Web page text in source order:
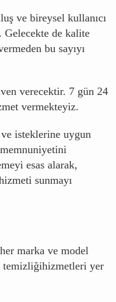
ve bireysel kullanıcı
de kalite
bu sayıyı
verecektir. 7 gün 24
vermekteyiz.
isteklerine uygun
esas alarak,
sunmayı
marka ve model
temizliğihizmetleri yer